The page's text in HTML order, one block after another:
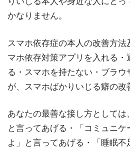
かなりません。
スマホ依存症の本人の改善方法
マホ依存対策アプリを入れる・
る・スマホを持たない・ブラ
が、スマホばかりいじる癖の改
あなたの最善な接し方としては
と言ってあげる・「コミュニケ
よ」と言ってあげる・「睡眠不